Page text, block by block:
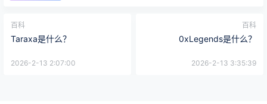
百科
Taraxa是什么？
2026-2-13 2:07:00
百科
0xLegends是什么？
2026-2-13 3:35:39